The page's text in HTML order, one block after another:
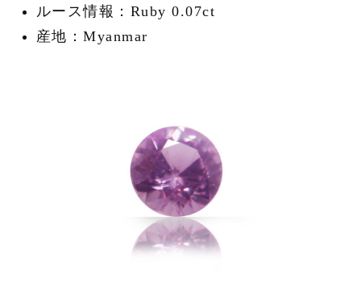
ルース情報：Ruby 0.07ct
産地：Myanmar